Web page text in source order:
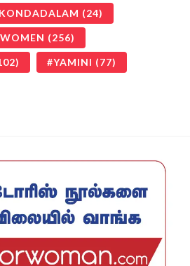
(24)
WOMEN (256)
YAMINI (77)